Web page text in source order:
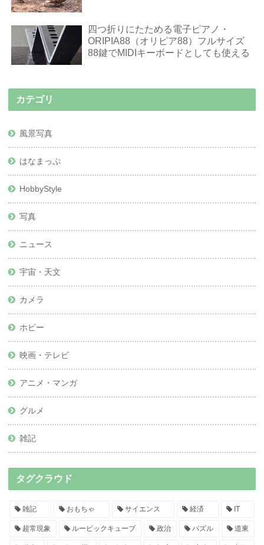
四つ折りにたためる電子ピアノ・
ORIPIA88（オリピア88）フルサイズ
88鍵でMIDIキーボードとしても使える
カテゴリ
風景写真
はなまっぷ
HobbyStyle
写真
ニュース
宇宙・天文
カメラ
ホビー
映画・テレビ
アニメ・マンガ
グルメ
雑記
タグクラウド
雑記 おもちゃ サイエンス 経済 IT
超常現象 ルービックキューブ 政治 パズル 道東